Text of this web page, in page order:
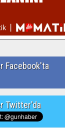
Facebook'ta
Twitter'da